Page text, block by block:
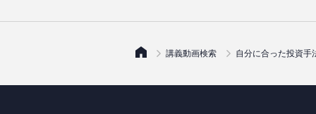
講義動画検索 自分に合った投資手